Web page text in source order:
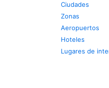
Ciudades
Zonas
Aeropuertos
Hoteles
Lugares de